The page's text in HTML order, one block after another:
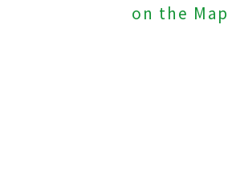
on the Map